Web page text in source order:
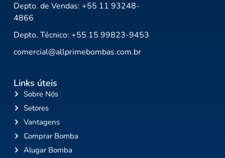
Links úteis
Sobre Nós
Setores
Vantagens
Comprar Bomba
Alugar Bomba
Depto. de Vendas: +55 11 93248-
4866
Depto. Técnico: +55 15 99823-9453
comercial@allprimebombas.com.br